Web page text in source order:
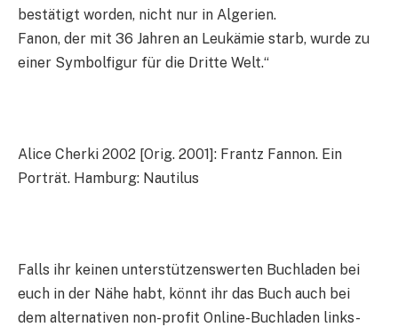
bestätigt worden, nicht nur in Algerien.
Fanon, der mit 36 Jahren an Leukämie starb, wurde zu
einer Symbolfigur für die Dritte Welt.“
Alice Cherki 2002 [Orig. 2001]: Frantz Fannon. Ein
Porträt. Hamburg: Nautilus
Falls ihr keinen unterstützenswerten Buchladen bei
euch in der Nähe habt, könnt ihr das Buch auch bei
dem alternativen non-profit Online-Buchladen links-